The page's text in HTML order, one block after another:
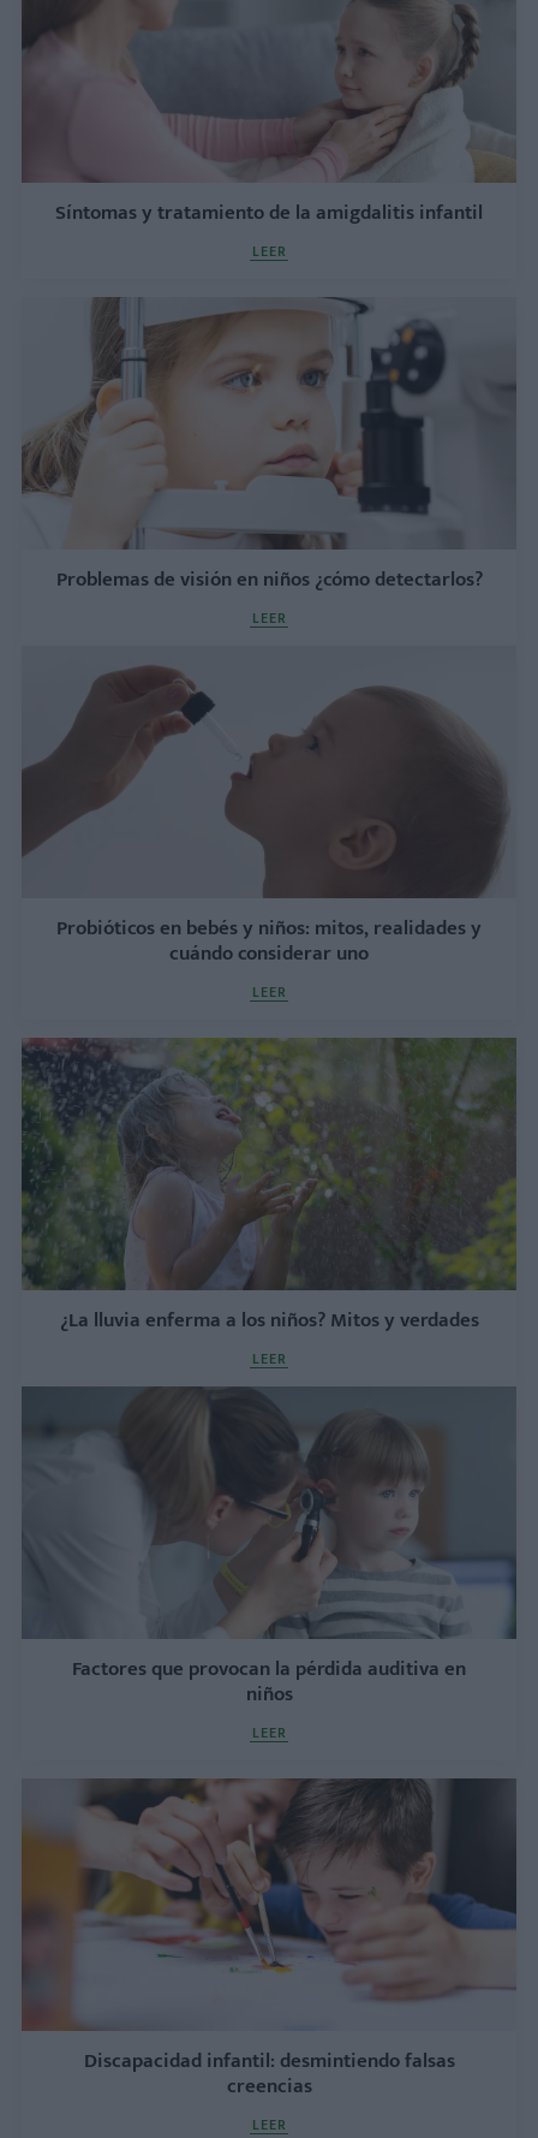
Síntomas y tratamiento de la amigdalitis infantil
LEER
Problemas de visión en niños ¿cómo detectarlos?
LEER
Probióticos en bebés y niños: mitos, realidades y
cuándo considerar uno
LEER
¿La lluvia enferma a los niños? Mitos y verdades
LEER
Factores que provocan la pérdida auditiva en
niños
LEER
Discapacidad infantil: desmintiendo falsas
creencias
LEER